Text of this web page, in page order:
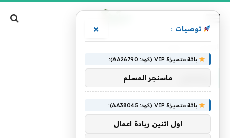
توصيات : ×
باقة متميزة VIP (كود: AA26790):
ماسنجر المسلم
باقة متميزة VIP (كود: AA38045):
اول اثنين ريادة اعمال